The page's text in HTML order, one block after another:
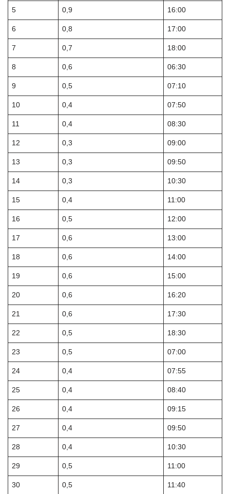
5 0,9 16:00
6 0,8 17:00
7 0,7 18:00
8 0,6 06:30
9 0,5 07:10
10 0,4 07:50
11 0,4 08:30
12 0,3 09:00
13 0,3 09:50
14 0,3 10:30
15 0,4 11:00
16 0,5 12:00
17 0,6 13:00
18 0,6 14:00
19 0,6 15:00
20 0,6 16:20
21 0,6 17:30
22 0,5 18:30
23 0,5 07:00
24 0,4 07:55
25 0,4 08:40
26 0,4 09:15
27 0,4 09:50
28 0,4 10:30
29 0,5 11:00
30 0,5 11:40